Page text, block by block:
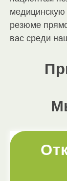
резюме
вас среди